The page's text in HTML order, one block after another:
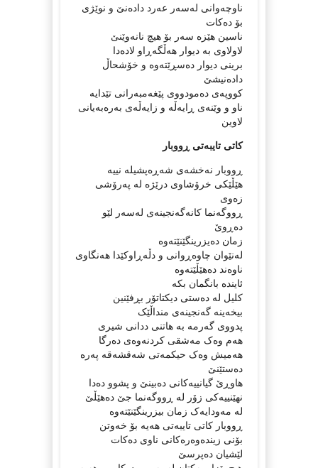
ناوچەوانی لەسەر عەرد دادەنێ و نوێژی
بۆ دەکات
ناسین هێزە سەر بۆ هیچ نانەوێنێ
لاولاوی بە دیوار هەڵگەڕاو لادەدا
برینی دیوار دەسڕێتەوە و خۆشحاڵ
دادەنیشێ
کووپەی دەمودووی پێغەمبەرانی تێدایە
ناو و وێنەی ڕایەڵە و زایەڵەی بەرەبەیانی
لاوین
کاتی تایبەتی ڕووبار
ڕووبار نەخشەی شەڕەپشیلە نییە
هێڵێکی خرۆشاوی درێژە لە پەرۆشی
زەوی
ڕووگەنما کانەگەنجینەی لەسەر لێو
دەڕوێ
زمان دەیزرینگێنێتەوە
لەنێوان چاوەڕوانی و دڵەڕاوکێدا هه‌نگاوی
ناوه‌ند دەهێڵێتەوە
ئایندە بانگمان بکە
کلیل لە دەستی دیکتاتۆر بڕفێنین
بیخەینە گەنجینەی منداڵێک
پدووی گەرمە بە هاتنی ددانی شیری
هەم وەک مەشقی کردنەوەی دەرگا
هەمیش وەک حیکمەتی شەقشەقە پەرە
دەستێنێ
هاوڕێ گیانییەکانی دەبینێ و پشوو دەدا
نهێنییەکی زۆر لە ڕووگەنما جێ دە‌هێڵێ
لە مەودایەک زمان بیزرینگێنێتەوە
ڕووبار کاتی تایبەتی هەیە بۆ خەوتن
بۆنی زیندەوەرەکانی ناوی دەکات
لێشیان دەپرسێ